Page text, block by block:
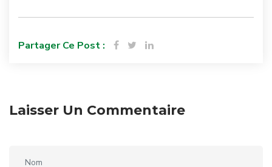
Partager Ce Post :
Laisser Un Commentaire